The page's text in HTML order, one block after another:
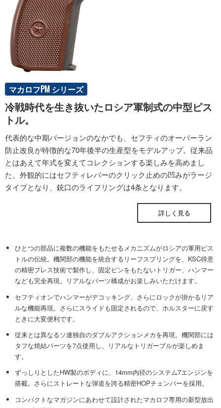
マカロフPM シリーズ
冷戦時代を生き抜いたロシア軍制式の中型ピス
トル。
代表的な中期バージョンのなかでも、セフティのオーバーラン
防止改良が特徴的な70年後半の生産型をモデルアップ。従来品
とはあえて年式を変えてコレクションする楽しみを高めまし
た。外観的にはセフティレバーのクリック止めの凹みがラージ
タイプとなり、銃口のライフリングは4条となります。
詳しく見る
ひとつの部品に複数の機能をもたせるメカニズムがロシアの軍用ピス
トルの伝統。機関部の機能を統合するリーフスプリングを、KSC得意
の精密プレス技術で製作し、固定ピンをもたないトリガー、ハンマー
なども完全再現。リアルなパーツ構成がお楽しみいただけます。
セフティオンでハンマーがデコッキング、さらにロックが掛かるリア
ルな機能再現。さらにスライドも固定されるので、ホルスターに戻す
ときに大変便利です。
従来とは異なるソ連独自のダブルアクションメカを再現。機関部には
タフな焼結パーツを7点使用し、リアルなトリガープルが楽しめま
す。
ずっしりとしたHW製のボディに、14mm内径のシステム7エンジンを
搭載。さらにストレートな弾道を誇る精密HOPチェンバーを採用。
コンパクトなマガジンにあわせて設計されたマカロフ専用の新型放出